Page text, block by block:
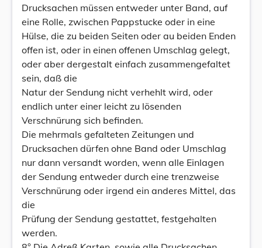
Drucksachen müssen entweder unter Band, auf
eine Rolle, zwischen Pappstucke oder in eine
Hülse, die zu beiden Seiten oder au beiden Enden
offen ist, oder in einen offenen Umschlag gelegt,
oder aber dergestalt einfach zusammengefaltet
sein, daß die
Natur der Sendung nicht verhehlt wird, oder
endlich unter einer leicht zu lösenden
Verschnürung sich befinden.
Die mehrmals gefalteten Zeitungen und
Drucksachen dürfen ohne Band oder Umschlag
nur dann versandt worden, wenn alle Einlagen
der Sendung entweder durch eine trenzweise
Verschnürung oder irgend ein anderes Mittel, das
die
Prüfung der Sendung gestattet, festgehalten
werden.